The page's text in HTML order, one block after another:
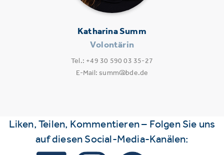
Katharina Summ
Volontärin
Tel.: +49 30 590 03 35-27
E-Mail: summ@bde.de
Liken, Teilen, Kommentieren – Folgen Sie uns
auf diesen Social-Media-Kanälen: